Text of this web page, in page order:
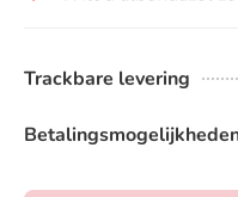
Trackbare levering